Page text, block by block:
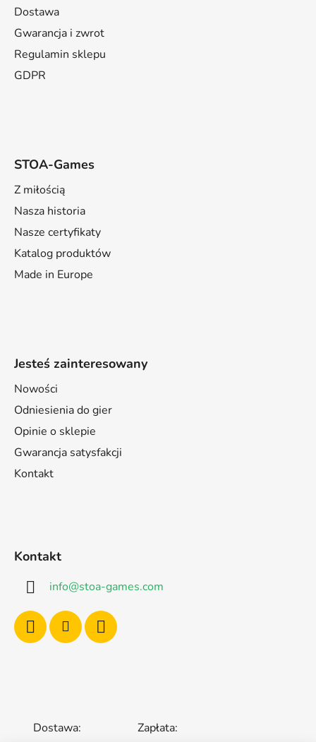
Dostawa
Gwarancja i zwrot
Regulamin sklepu
GDPR
STOA-Games
Z miłością
Nasza historia
Nasze certyfikaty
Katalog produktów
Made in Europe
Jesteś zainteresowany
Nowości
Odniesienia do gier
Opinie o sklepie
Gwarancja satysfakcji
Kontakt
Kontakt
info@stoa-games.com
Dostawa: Zapłata: